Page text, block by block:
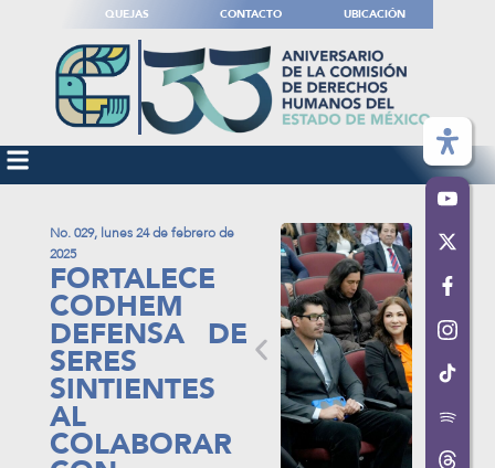
QUEJAS CONTACTO UBICACIÓN
No. 029, lunes 24 de febrero de
2025
FORTALECE
CODHEM
DEFENSA DE
SERES
SINTIENTES
AL
COLABORAR